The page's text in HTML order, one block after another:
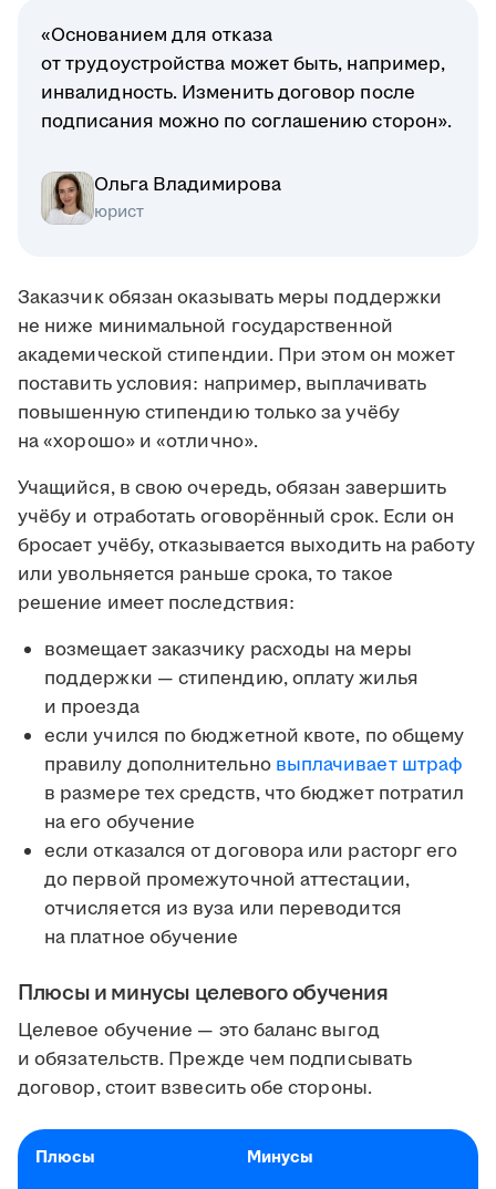
«Основанием для отказа
от трудоустройства может быть, например,
инвалидность. Изменить договор после
подписания можно по соглашению сторон».
Ольга Владимирова
юрист
Заказчик обязан оказывать меры поддержки
не ниже минимальной государственной
академической стипендии. При этом он может
поставить условия: например, выплачивать
повышенную стипендию только за учёбу
на «хорошо» и «отлично».
Учащийся, в свою очередь, обязан завершить
учёбу и отработать оговорённый срок. Если он
бросает учёбу, отказывается выходить на работу
или увольняется раньше срока, то такое
решение имеет последствия:
возмещает заказчику расходы на меры
поддержки — стипендию, оплату жилья
и проезда
если учился по бюджетной квоте, по общему
правилу дополнительновыплачивает штраф
в размере тех средств, что бюджет потратил
на его обучение
если отказался от договора или расторг его
до первой промежуточной аттестации,
отчисляется из вуза или переводится
на платное обучение
Плюсы и минусы целевого обучения
Целевое обучение — это баланс выгод
и обязательств. Прежде чем подписывать
договор, стоит взвесить обе стороны.
Плюсы Минусы